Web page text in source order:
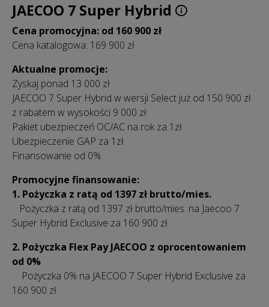
JAECOO 7 Super Hybrid
Cena promocyjna: od 160 900 zł
Cena katalogowa: 169 900 zł
Aktualne promocje:
Zyskaj ponad 13 000 zł
JAECOO 7 Super Hybrid w wersji Select już od 150 900 zł
z rabatem w wysokości 9 000 zł
Pakiet ubezpieczeń OC/AC na rok za 1zł
Ubezpieczenie GAP za 1zł
Finansowanie od 0%
Promocyjne finansowanie:
1. Pożyczka z ratą od 1397 zł brutto/mies.
Pożyczka z ratą od 1397 zł brutto/mies. na Jaecoo 7
Super Hybrid Exclusive za 160 900 zł
2. Pożyczka Flex Pay JAECOO z oprocentowaniem
od 0%
Pożyczka 0% na JAECOO 7 Super Hybrid Exclusive za
160 900 zł